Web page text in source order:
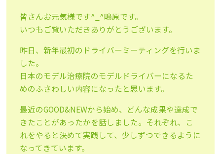
皆さんお元気様です^_^鴫原です。
いつもご覧いただきありがとうございます。
昨日、新年最初のドライバーミーティングを行いま
した。
日本のモデル治療院のモデルドライバーになるた
めのふさわしい内容になったと思います。
最近のGOOD&NEWから始め、どんな成果や達成で
きたことがあったかを話しました。それぞれ、こ
れをやると決めて実践して、少しずつできるように
なってきています。